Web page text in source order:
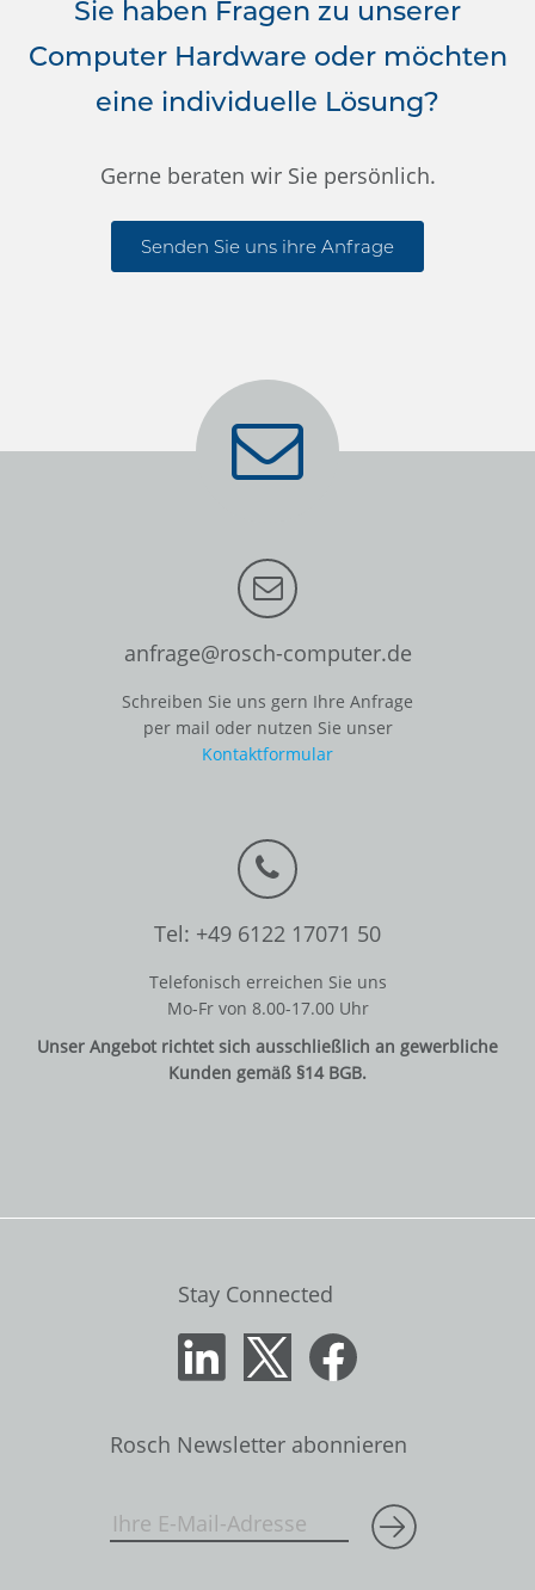
Sie haben Fragen zu unserer
Computer Hardware oder möchten
eine individuelle Lösung?
Gerne beraten wir Sie persönlich.
Senden Sie uns ihre Anfrage
anfrage@rosch-computer.de
Schreiben Sie uns gern Ihre Anfrage
per mail oder nutzen Sie unser
Kontaktformular
Tel: +49 6122 17071 50
Telefonisch erreichen Sie uns
Mo-Fr von 8.00-17.00 Uhr
Unser Angebot richtet sich ausschließlich an gewerbliche
Kunden gemäß §14 BGB.
Stay Connected
Rosch Newsletter abonnieren